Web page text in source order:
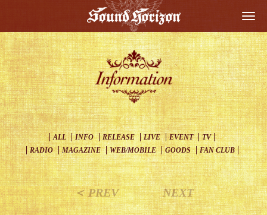
ALL INFO RELEASE LIVE EVENT
TV
RADIO
MAGAZINE WEB/MOBILE GOODS FAN CLUB
＜ PREV NEXT